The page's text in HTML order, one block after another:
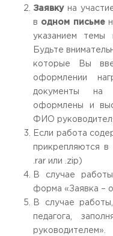
Заявкуна
в одном письме
указанием темы
Будьте
которые Вы
оформлении
документы на
оформлены и
ФИО
Если работа
прикрепляются
.rar или .zip)
В случае
форма «Заявка –
В случае
педагога,
руководителем».